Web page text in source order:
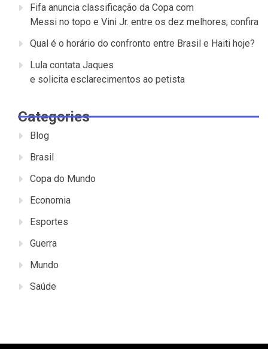
Fifa anuncia classificação da Copa com
Messi no topo e Vini Jr. entre os dez melhores; confira
Qual é o horário do confronto entre Brasil e Haiti hoje?
Lula contata Jaques
e solicita esclarecimentos ao petista
Categories
Blog
Brasil
Copa do Mundo
Economia
Esportes
Guerra
Mundo
Saúde